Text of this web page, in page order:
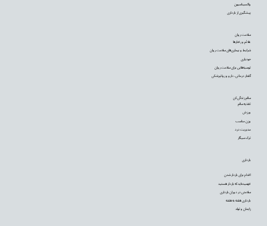
بارداری
اقدام برای باردار شدن
فهمیده‌اید که باردار هستید
سلامتی در دوران بارداری
بارداری هفته به هفته
زایمان و تولد
سالم زندگی کن
تغذیه سالم
ورزش
وزن مناسب
مدیریت درد
ترک سیگار
سلامت روان
علائم و رفتارها
شرایط و بیماری‌های سلامت روان
خودیاری
توصیه‌‌هایی برای سلامت روان
گفتار درمانی، دارو و روانپزشکی
واکسیناسیون
پیشگیری از بارداری